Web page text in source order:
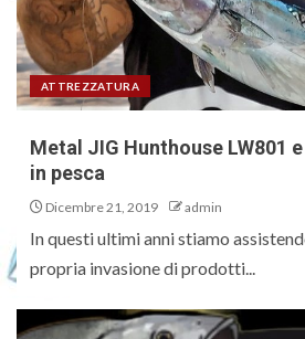
ATTREZZATURA
Metal JIG Hunthouse LW801
in pesca
Dicembre 21, 2019 admin
In questi ultimi anni stiamo
propria invasione di prodotti...